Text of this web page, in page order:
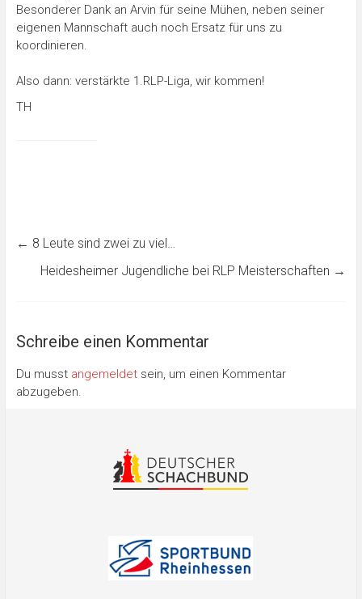
Besonderer Dank an Arvin für seine Mühen, neben seiner
eigenen Mannschaft auch noch Ersatz für uns zu
koordinieren.
Also dann: verstärkte 1.RLP-Liga, wir kommen!
TH
← 8 Leute sind zwei zu viel…
Heidesheimer Jugendliche bei RLP Meisterschaften →
Schreibe einen Kommentar
Du musst angemeldetsein, um einen Kommentar
abzugeben.